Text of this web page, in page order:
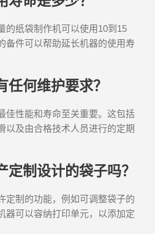
的纸袋制作机可以使用10到15
备件可以帮助延长机器的使用寿
任何维护要求？
佳性能和寿命至关重要。这包括
以及由合格技术人员进行的定期
定制设计的袋子吗？
定制的功能，例如可调整袋子的
器可以容纳打印单元，以添加定